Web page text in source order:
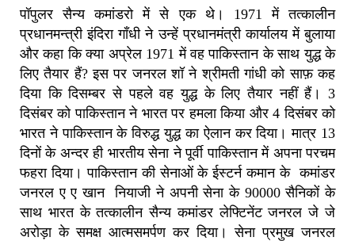
पॉपुलर सैन्य कमांडरो में से एक थे। 1971 में तत्कालीन
प्रधानमन्त्री इंदिरा गाँधी ने उन्हें प्रधानमंत्री कार्यालय में बुलाया
और कहा कि क्या अप्रेल 1971 में वह पाकिस्तान के साथ युद्ध के
लिए तैयार हैं? इस पर जनरल शॉ ने श्रीमती गांधी को साफ़ कह
दिया कि दिसम्बर से पहले वह युद्ध के लिए तैयार नहीं हैं। 3
दिसंबर को पाकिस्तान ने भारत पर हमला किया और 4 दिसंबर को
भारत ने पाकिस्तान के विरुद्ध युद्ध का ऐलान कर दिया। मात्र 13
दिनों के अन्दर ही भारतीय सेना ने पूर्वी पाकिस्तान में अपना परचम
फहरा दिया। पाकिस्तान की सेनाओं के ईस्टर्न कमान के कमांडर
जनरल ए ए खान नियाजी ने अपनी सेना के 90000 सैनिकों के
साथ भारत के तत्कालीन सैन्य कमांडर लेफ्टिनेंट जनरल जे जे
अरोड़ा के समक्ष आत्मसमर्पण कर दिया। सेना प्रमुख जनरल